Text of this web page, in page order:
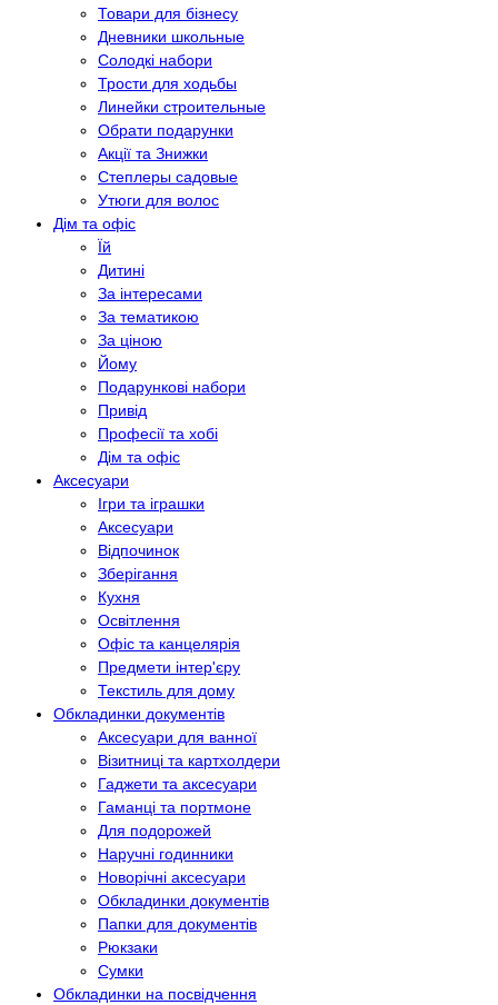
Товари для бізнесу
Дневники школьные
Солодкі набори
Трости для ходьбы
Линейки строительные
Обрати подарунки
Акції та Знижки
Степлеры садовые
Утюги для волос
Дім та офіс
Їй
Дитині
За інтересами
За тематикою
За ціною
Йому
Подарункові набори
Привід
Професії та хобі
Дім та офіс
Аксесуари
Ігри та іграшки
Аксесуари
Відпочинок
Зберігання
Кухня
Освітлення
Офіс та канцелярія
Предмети інтер'єру
Текстиль для дому
Обкладинки документів
Аксесуари для ванної
Візитниці та картхолдери
Гаджети та аксесуари
Гаманці та портмоне
Для подорожей
Наручні годинники
Новорічні аксесуари
Обкладинки документів
Папки для документів
Рюкзаки
Сумки
Обкладинки на посвідчення